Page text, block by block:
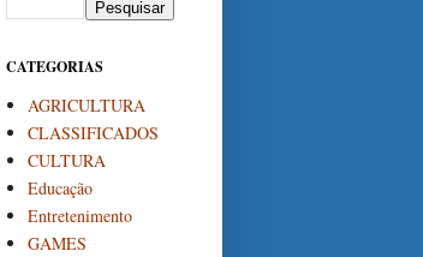
CATEGORIAS
AGRICULTURA
CLASSIFICADOS
CULTURA
Educação
Entretenimento
GAMES